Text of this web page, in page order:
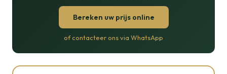
Bereken uw prijs online
of contacteer ons via WhatsApp